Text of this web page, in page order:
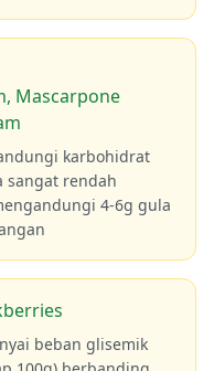
Mascarpone
karbohidrat
sangat rendah
4-6g gula
beban glisemik